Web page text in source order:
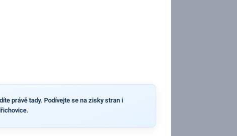
právě tady. Podívejte se na zisky stran i